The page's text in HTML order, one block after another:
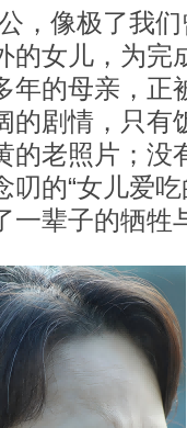
，像极了我
的女儿，为完
年的母亲，正
的剧情，只有
的老照片；没
叨的“女儿爱
一辈子的牺牲